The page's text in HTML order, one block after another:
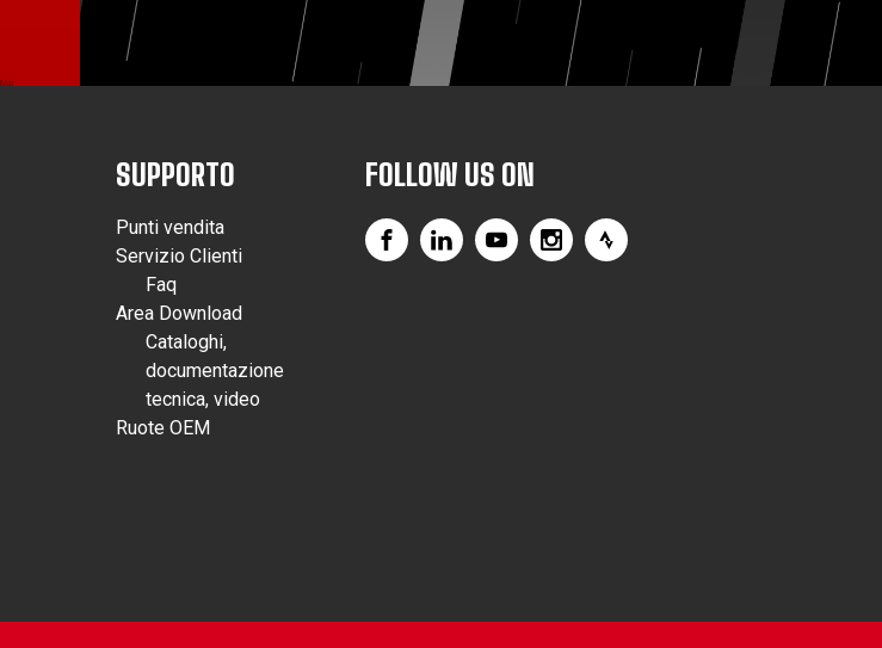
SUPPORTO
Punti vendita
Servizio Clienti
Faq
Area Download
Cataloghi,
documentazione
tecnica, video
Ruote OEM
FOLLOW US ON